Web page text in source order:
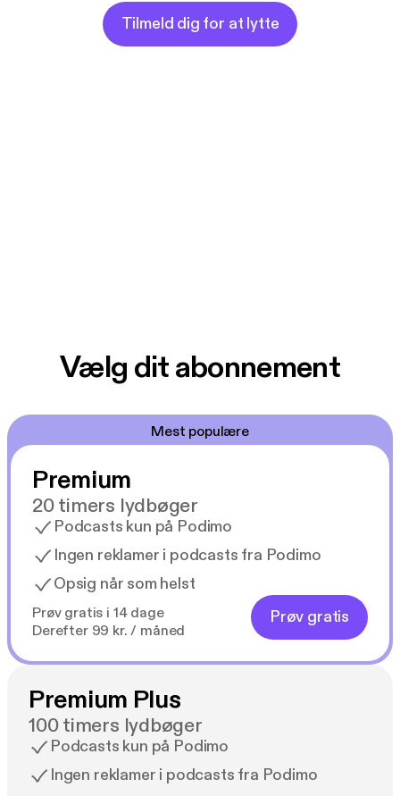
Tilmeld dig for at lytte
Vælg dit abonnement
Mest populære
Premium
20 timers lydbøger
Podcasts kun på Podimo
Ingen reklamer i podcasts fra Podimo
Opsig når som helst
Prøv gratis i 14 dage
Derefter 99 kr. / måned
Prøv gratis
Premium Plus
100 timers lydbøger
Podcasts kun på Podimo
Ingen reklamer i podcasts fra Podimo